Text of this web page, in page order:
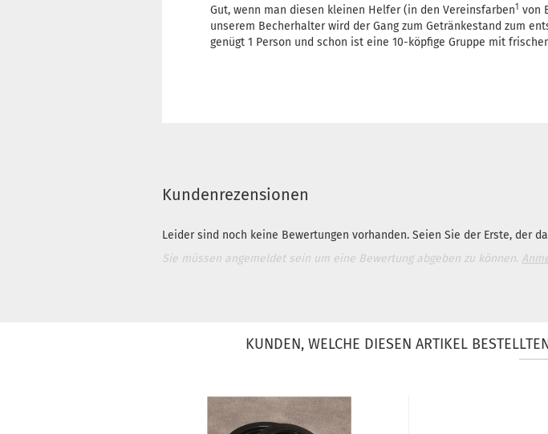
Gut, wenn man diesen kleinen Helfer (in den Vereinsfarben1 von
unserem Becherhalter wird der Gang zum Getränkestand zum
genügt 1 Person und schon ist eine 10-köpfige Gruppe mit
Kundenrezensionen
Leider sind noch keine Bewertungen vorhanden. Seien Sie der Erste, der
Sie müssen angemeldet sein um eine Bewertung abgeben zu können.
KUNDEN, WELCHE DIESEN ARTIKEL